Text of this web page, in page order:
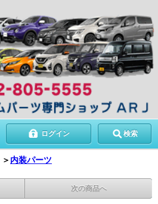
ログイン 検索
＞ 内装パーツ
次の商品へ